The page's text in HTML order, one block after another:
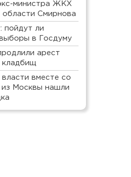
министра ЖКХ
области Смирнова
пойдут ли
в Госдуму
арест
кладбищ
вместе со
из Москвы нашли